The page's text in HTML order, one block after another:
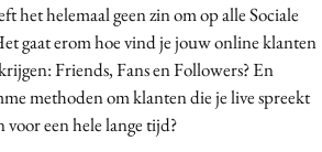
het helemaal geen zin om op alle Sociale
gaat erom hoe vind je jouw online klanten
Friends, Fans en Followers? En
methoden om klanten die je live spreekt
een hele lange tijd?